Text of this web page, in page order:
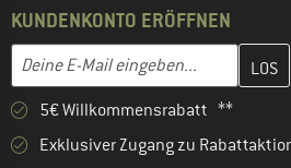
KUNDENKONTO ERÖFFNEN
E-Mail-Adresse
Gib hier deine E-Mail-Adresse ein
5€ Willkommensrabatt **
Exklusiver Zugang zu